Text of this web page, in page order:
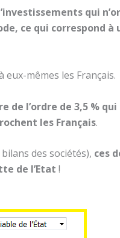
qui
ce qui correspond à
mêmes les Français.
de l’ordre de 3,5 % qui
les Français.
des sociétés), ces
de l’Etat !